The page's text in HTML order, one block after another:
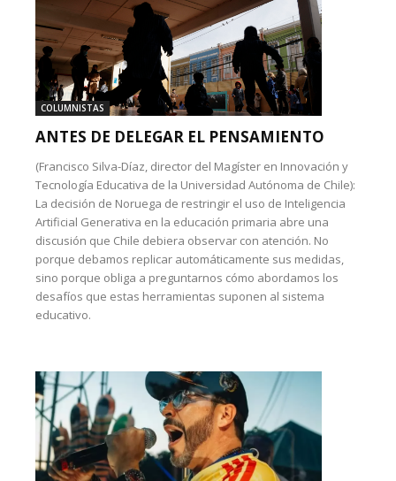
COLUMNISTAS
ANTES DE DELEGAR EL PENSAMIENTO
(Francisco Silva-Díaz, director del Magíster en Innovación y
Tecnología Educativa de la Universidad Autónoma de Chile):
La decisión de Noruega de restringir el uso de Inteligencia
Artificial Generativa en la educación primaria abre una
discusión que Chile debiera observar con atención. No
porque debamos replicar automáticamente sus medidas,
sino porque obliga a preguntarnos cómo abordamos los
desafíos que estas herramientas suponen al sistema
educativo.